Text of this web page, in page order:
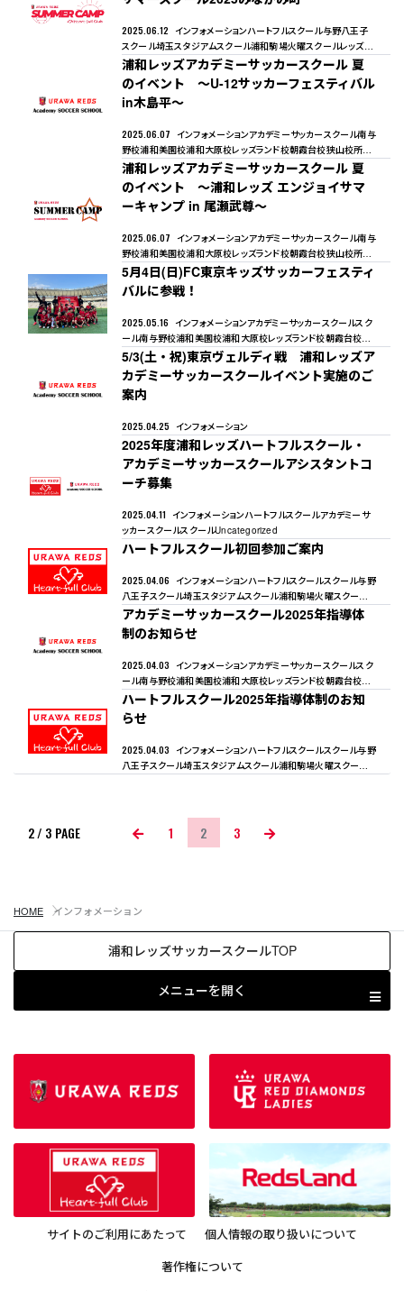
2025.06.12 インフォメーションハートフルスクール与野八王子
スクール埼玉スタジアムスクール浦和駒場火曜スクールレッズラ
ンドスクール 浦和駒場金曜スクール くまがやドームスクール
浦和レッズアカデミーサッカースクール 夏
のイベント ～U-12サッカーフェスティバル
in木島平～
2025.06.07 インフォメーションアカデミーサッカースクール南与
野校浦和美園校浦和大原校レッズランド校朝霞台校狭山校所沢
校幸手校熊谷校
浦和レッズアカデミーサッカースクール 夏
のイベント ～浦和レッズ エンジョイサマ
ーキャンプ in 尾瀬武尊～
2025.06.07 インフォメーションアカデミーサッカースクール南与
野校浦和美園校浦和大原校レッズランド校朝霞台校狭山校所沢
校幸手校熊谷校
5月4日(日)FC東京キッズサッカーフェスティ
バルに参戦！
2025.05.16 インフォメーションアカデミーサッカースクールスク
ール南与野校浦和美園校浦和大原校レッズランド校朝霞台校狭
山校所沢校 幸手校熊谷校
5/3(土・祝)東京ヴェルディ戦 浦和レッズア
カデミーサッカースクールイベント実施のご
案内
2025.04.25 インフォメーション
2025年度浦和レッズハートフルスクール・
アカデミーサッカースクールアシスタントコ
ーチ募集
2025.04.11 インフォメーションハートフルスクールアカデミーサ
ッカースクールスクールUncategorized
ハートフルスクール初回参加ご案内
2025.04.06 インフォメーションハートフルスクールスクール与野
八王子スクール埼玉スタジアムスクール浦和駒場火曜スクール
ッズランドスクール浦和駒場金曜スクール くまがやドームスクール
アカデミーサッカースクール2025年指導体
制のお知らせ
2025.04.03 インフォメーションアカデミーサッカースクールスク
ール南与野校浦和美園校浦和大原校レッズランド校朝霞台校狭
山校所沢校幸手校熊谷校
ハートフルスクール2025年指導体制のお知
らせ
2025.04.03 インフォメーションハートフルスクールスクール与野
八王子スクール埼玉スタジアムスクール浦和駒場火曜スクール
2 / 3 PAGE Previous
1 2 3 Next
HOME インフォメーション
浦和レッズサッカースクールTOP
メニューを開く
サイトのご利用にあたって
個人情報の取り扱いについて
著作権について